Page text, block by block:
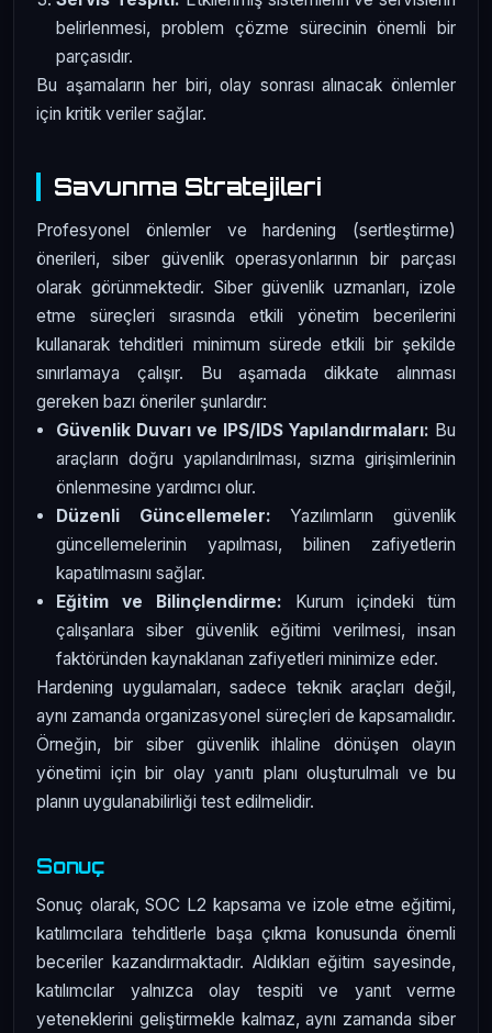
belirlenmesi, problem çözme sürecinin önemli bir
parçasıdır.
Bu aşamaların her biri, olay sonrası alınacak önlemler
için kritik veriler sağlar.
Savunma Stratejileri
Profesyonel önlemler ve hardening (sertleştirme)
önerileri, siber güvenlik operasyonlarının bir parçası
olarak görünmektedir. Siber güvenlik uzmanları, izole
etme süreçleri sırasında etkili yönetim becerilerini
kullanarak tehditleri minimum sürede etkili bir şekilde
sınırlamaya çalışır. Bu aşamada dikkate alınması
gereken bazı öneriler şunlardır:
Güvenlik Duvarı ve IPS/IDS Yapılandırmaları: Bu
araçların doğru yapılandırılması, sızma girişimlerinin
önlenmesine yardımcı olur.
Düzenli Güncellemeler: Yazılımların güvenlik
güncellemelerinin yapılması, bilinen zafiyetlerin
kapatılmasını sağlar.
Eğitim ve Bilinçlendirme: Kurum içindeki tüm
çalışanlara siber güvenlik eğitimi verilmesi, insan
faktöründen kaynaklanan zafiyetleri minimize eder.
Hardening uygulamaları, sadece teknik araçları değil,
aynı zamanda organizasyonel süreçleri de kapsamalıdır.
Örneğin, bir siber güvenlik ihlaline dönüşen olayın
yönetimi için bir olay yanıtı planı oluşturulmalı ve bu
planın uygulanabilirliği test edilmelidir.
Sonuç
Sonuç olarak, SOC L2 kapsama ve izole etme eğitimi,
katılımcılara tehditlerle başa çıkma konusunda önemli
beceriler kazandırmaktadır. Aldıkları eğitim sayesinde,
katılımcılar yalnızca olay tespiti ve yanıt verme
yeteneklerini geliştirmekle kalmaz, aynı zamanda siber